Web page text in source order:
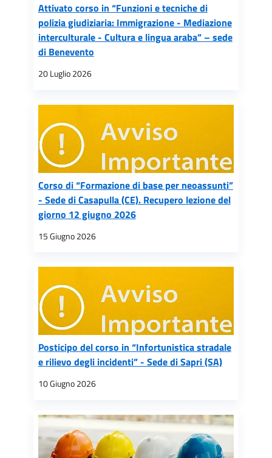
Attivato corso in “Funzioni e tecniche di
polizia giudiziaria: Immigrazione - Mediazione
interculturale - Cultura e lingua araba” – sede
di Benevento
20 Luglio 2026
Corso di “Formazione di base per neoassunti”
- Sede di Casapulla (CE). Recupero lezione del
giorno 12 giugno 2026
15 Giugno 2026
Posticipo del corso in “Infortunistica stradale
e rilievo degli incidenti” - Sede di Sapri (SA)
10 Giugno 2026